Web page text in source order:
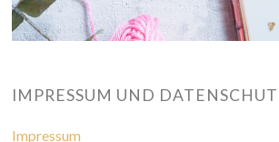
IMPRESSUM UND
Impressum